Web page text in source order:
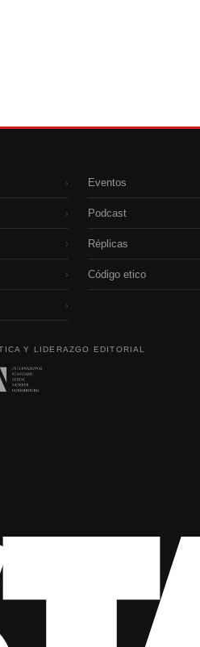
›
›
›
›
›
Eventos
Podcast
Réplicas
Código etico
Y LIDERAZGO EDITORIAL